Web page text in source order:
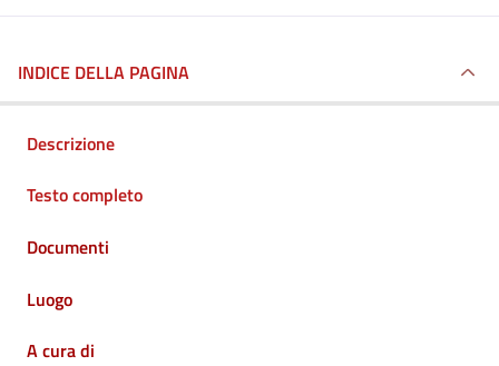
INDICE DELLA PAGINA
Descrizione
Testo completo
Documenti
Luogo
A cura di